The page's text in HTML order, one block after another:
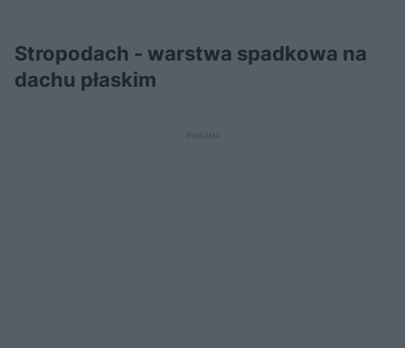
Stropodach - warstwa spadkowa na
dachu płaskim